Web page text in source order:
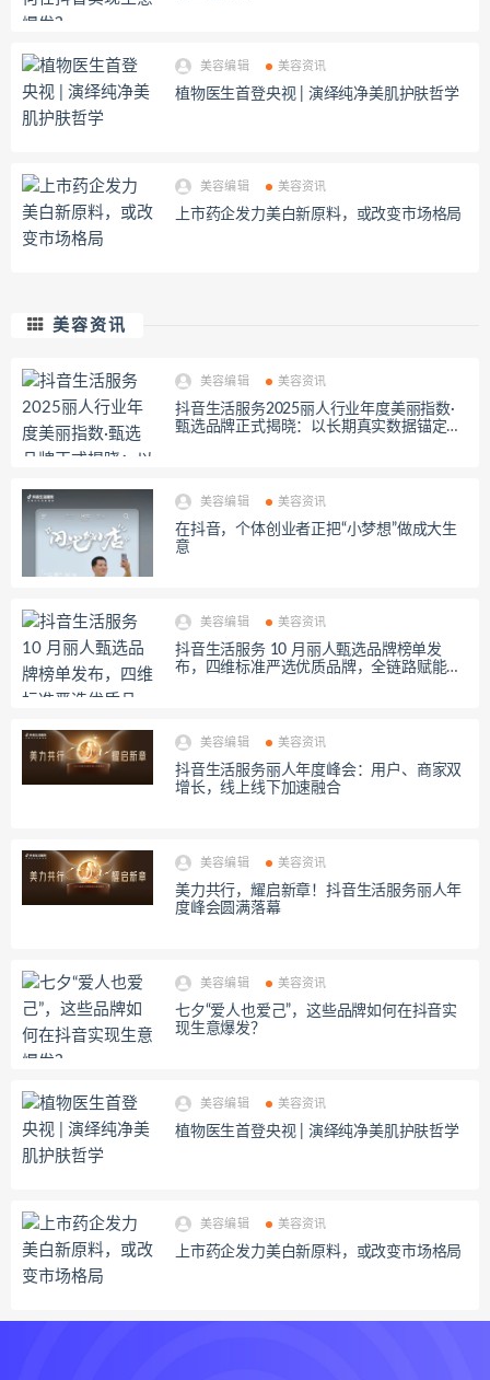
美容编辑 美容资讯
植物医生首登央视 | 演绎纯净美肌护肤哲学
美容编辑 美容资讯
上市药企发力美白新原料，或改变市场格局
美容资讯
美容编辑 美容资讯
抖音生活服务2025丽人行业年度美丽指数·
甄选品牌正式揭晓：以长期真实数据锚定行
美容编辑 美容资讯
在抖音，个体创业者正把“小梦想”做成大生
意
美容编辑 美容资讯
抖音生活服务 10 月丽人甄选品牌榜单发
布，四维标准严选优质品牌，全链路赋能行
美容编辑 美容资讯
抖音生活服务丽人年度峰会：用户、商家双
增长，线上线下加速融合
美容编辑 美容资讯
美力共行，耀启新章！抖音生活服务丽人年
度峰会圆满落幕
美容编辑 美容资讯
七夕“爱人也爱己”，这些品牌如何在抖音实
现生意爆发？
美容编辑 美容资讯
植物医生首登央视 | 演绎纯净美肌护肤哲学
美容编辑 美容资讯
上市药企发力美白新原料，或改变市场格局